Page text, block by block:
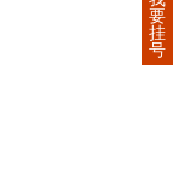
要
挂
号